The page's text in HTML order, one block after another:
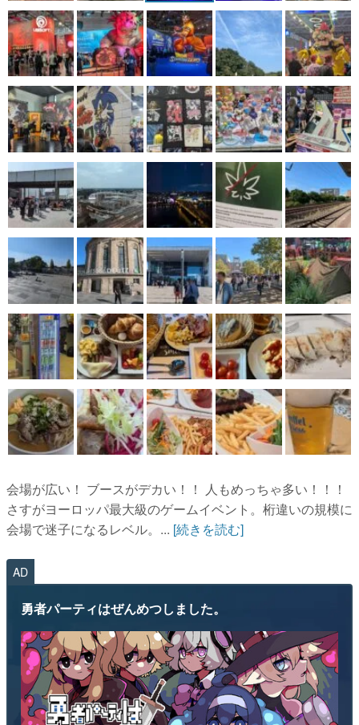
会場が広い！ ブースがデカい！！ 人もめっちゃ多い！！！
さすがヨーロッパ最大級のゲームイベント。桁違いの規模に
会場で迷子になるレベル。... [続きを読む]
AD
勇者パーティはぜんめつしました。